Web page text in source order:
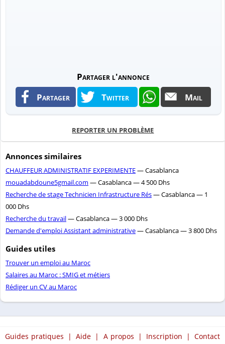
Partager l'annonce
Partager Twitter Mail
REPORTER UN PROBLÈME
Annonces similaires
CHAUFFEUR ADMINISTRATIF EXPERIMENTE— Casablanca
mouadabdoune5gmail.com — Casablanca — 4 500 Dhs
Recherche de stage Technicien Infrastructure Rés— Casablanca — 1
000 Dhs
Recherche du travail— Casablanca — 3 000 Dhs
Demande d'emploi Assistant administrative— Casablanca — 3 800 Dhs
Guides utiles
Trouver un emploi au Maroc
Salaires au Maroc : SMIG et métiers
Rédiger un CV au Maroc
Guides pratiques | Aide | A propos | Inscription | Contact